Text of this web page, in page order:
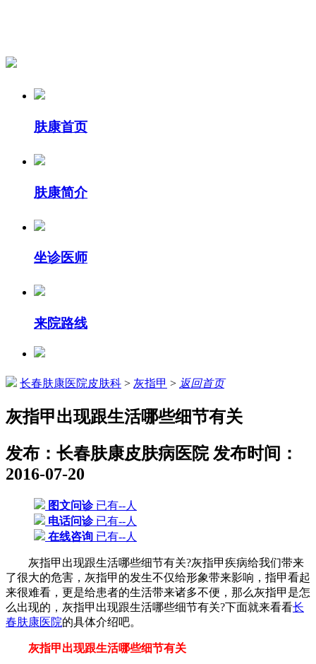
肤康首页
肤康简介
坐诊医师
来院路线
长春肤康医院皮肤科 > 灰指甲 > 返回首页
灰指甲出现跟生活哪些细节有关
发布：长春肤康皮肤病医院发布时间：
2016-07-20
图文问诊已有--人
电话问诊已有--人
在线咨询 已有--人
灰指甲出现跟生活哪些细节有关?灰指甲疾病给我们带来
了很大的危害，灰指甲的发生不仅给形象带来影响，指甲看起
来很难看，更是给患者的生活带来诸多不便，那么灰指甲是怎
么出现的，灰指甲出现跟生活哪些细节有关?下面就来看看长
春肤康医院的具体介绍吧。
灰指甲出现跟生活哪些细节有关